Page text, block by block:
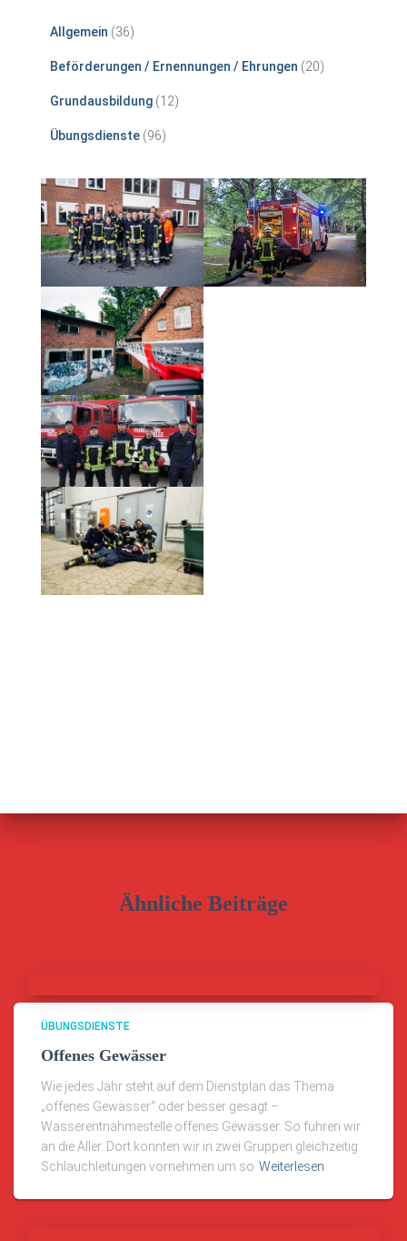
Allgemein (36)
Beförderungen / Ernennungen / Ehrungen (20)
Grundausbildung (12)
Übungsdienste (96)
Ähnliche Beiträge
ÜBUNGSDIENSTE
Offenes Gewässer
Wie jedes Jahr steht auf dem Dienstplan das Thema
„offenes Gewässer“ oder besser gesagt –
Wasserentnahmestelle offenes Gewässer. So fuhren wir
an die Aller. Dort konnten wir in zwei Gruppen gleichzeitig
Schlauchleitungen vornehmen um so Weiterlesen